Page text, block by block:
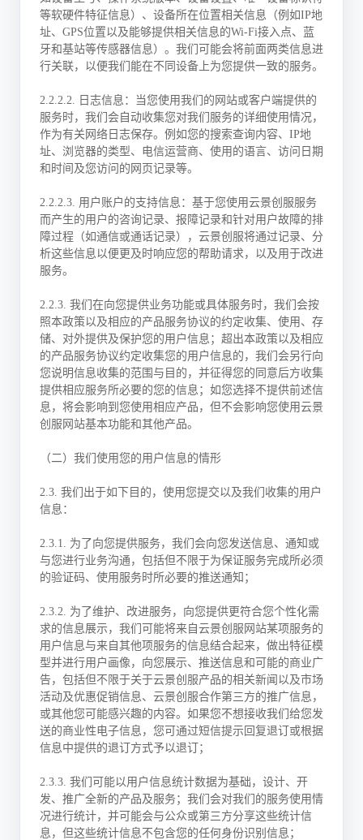
等软硬件特征信息）、设备所在位置相关信息（例如IP地
址、GPS位置以及能够提供相关信息的Wi-Fi接入点、蓝
牙和基站等传感器信息）。我们可能会将前面两类信息进
行关联，以便我们能在不同设备上为您提供一致的服务。
2.2.2.2. 日志信息：当您使用我们的网站或客户端提供的
服务时，我们会自动收集您对我们服务的详细使用情况，
作为有关网络日志保存。例如您的搜索查询内容、IP地
址、浏览器的类型、电信运营商、使用的语言、访问日期
和时间及您访问的网页记录等。
2.2.2.3. 用户账户的支持信息：基于您使用云景创服服务
而产生的用户的咨询记录、报障记录和针对用户故障的排
障过程（如通信或通话记录），云景创服将通过记录、分
析这些信息以便更及时响应您的帮助请求，以及用于改进
服务。
2.2.3. 我们在向您提供业务功能或具体服务时，我们会按
照本政策以及相应的产品服务协议的约定收集、使用、存
储、对外提供及保护您的用户信息；超出本政策以及相应
的产品服务协议约定收集您的用户信息的，我们会另行向
您说明信息收集的范围与目的，并征得您的同意后方收集
提供相应服务所必要的您的信息；如您选择不提供前述信
息，将会影响到您使用相应产品，但不会影响您使用云景
创服网站基本功能和其他产品。
（二）我们使用您的用户信息的情形
2.3. 我们出于如下目的，使用您提交以及我们收集的用户
信息：
2.3.1. 为了向您提供服务，我们会向您发送信息、通知或
与您进行业务沟通，包括但不限于为保证服务完成所必须
的验证码、使用服务时所必要的推送通知；
2.3.2. 为了维护、改进服务，向您提供更符合您个性化需
求的信息展示，我们可能将来自云景创服网站某项服务的
用户信息与来自其他项服务的信息结合起来，做出特征模
型并进行用户画像，向您展示、推送信息和可能的商业广
告，包括但不限于关于云景创服产品的相关新闻以及市场
活动及优惠促销信息、云景创服合作第三方的推广信息，
或其他您可能感兴趣的内容。如果您不想接收我们给您发
送的商业性电子信息，您可通过短信提示回复退订或根据
信息中提供的退订方式予以退订；
2.3.3. 我们可能以用户信息统计数据为基础，设计、开
发、推广全新的产品及服务；我们会对我们的服务使用情
况进行统计，并可能会与公众或第三方分享这些统计信
息，但这些统计信息不包含您的任何身份识别信息；